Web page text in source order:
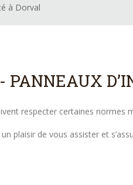
à Dorval
PANNEAUX
respecter certaines normes
plaisir de vous assister et